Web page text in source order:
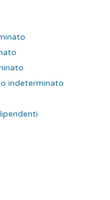
indeterminato